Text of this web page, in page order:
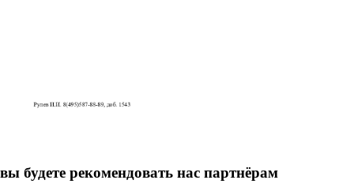
вы будете рекомендовать нас партнёрам